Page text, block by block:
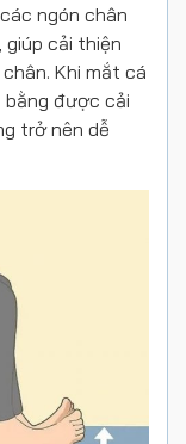
ngón chân
giúp cải thiện
Khi mắt cá
bằng được cải
trở nên dễ